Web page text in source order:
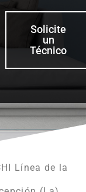
Solicite
un
Técnico
Línea de la